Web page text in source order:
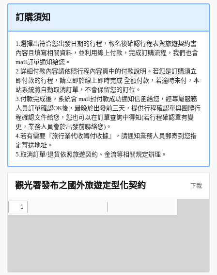
訂購須知
1.選擇出符合您出發日期的行程，報名後確認行程表與旅遊契約書
內容且填寫相關資料，並利用線上付款，完成訂購流程，我們也會
mail訂單通知給您。
2.詳細付款內容請依照行程內容頁中的付款說明。若您是訂購須立
即付款的行程，請立即於線上即時完成 全額付款，若逾時未付，本
站系統將自動取消訂單，不會保留您的訂位。
3.付款完成後，系統會 mail封付款成功通知信函給您，經專屬服務
人員訂單確認OK後，最晚於出發前三天，提供行程確認單與團體行
程確認文件給您，您也可以在訂單查詢中得知(若行程確認單有變
更，業務人員會於出發前聯絡您)。
4.若有需要『旅行業代收轉付收據』，請通知業務人員郵寄到您指
定寄送地址。
5.取消訂單/退貨依照旅遊契約、金流等相關規定辦理。
觀光署發布之國外旅遊定型化契約 下載